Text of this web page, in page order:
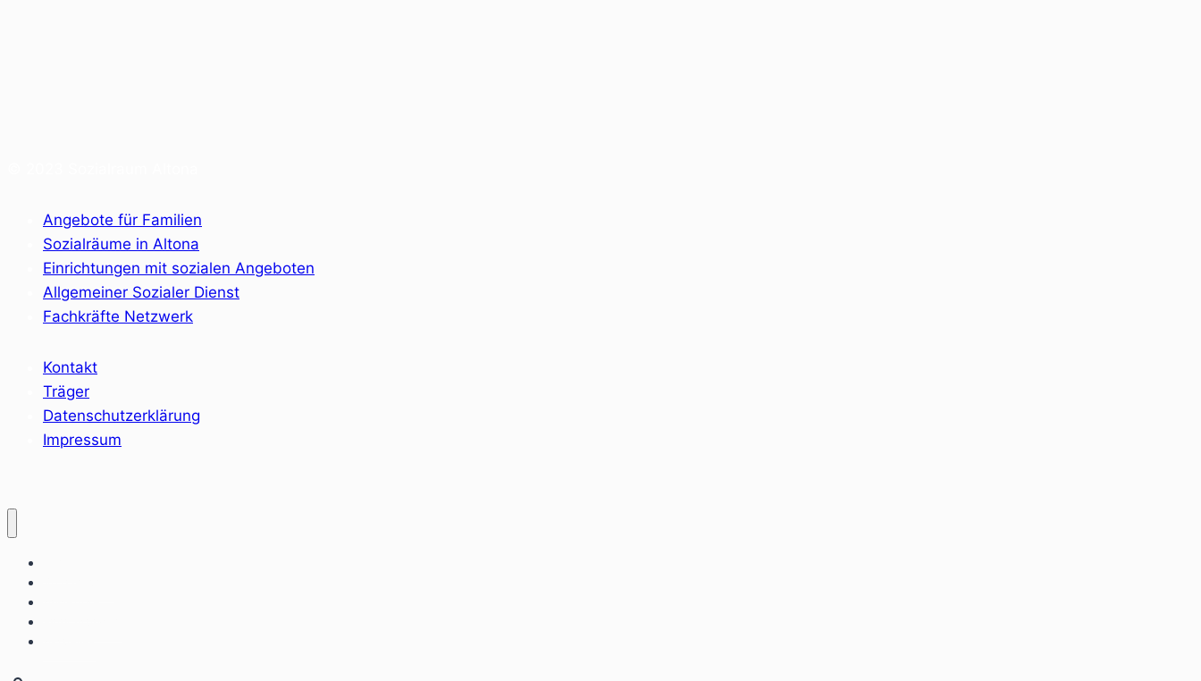
Angebote für Familien
Sozialräume in Altona
Einrichtungen mit sozialen Angeboten
Allgemeiner Sozialer Dienst
Fachkräfte Netzwerk
Kontakt
Träger
Datenschutzerklärung
Impressum